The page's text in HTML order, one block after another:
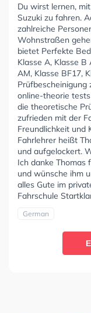
Du wirst lernen,
Suzuki zu fahren.
zahlreiche
Wohnstraßen
bietet Perfekte
Klasse A, Klasse B
AM, Klasse BF17,
online-theorie
die theoretische
zufrieden mit der
Freundlichkeit und
Fahrlehrer heißt
und aufgelockert.
Ich danke
und wünsche ihm
alles Gute im
Fahrschule
German